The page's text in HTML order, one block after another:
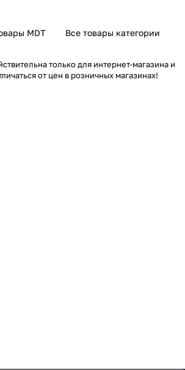
MDT Все товары категории
только для интернет-магазина и
от цен в розничных магазинах!